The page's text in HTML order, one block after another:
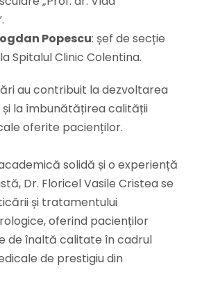
Popescu: șef de secție
Spitalul Clinic Colentina.
au contribuit la dezvoltarea
la îmbunătățirea calității
oferite pacienților.
solidă și o experiență
Dr. Floricel Vasile Cristea se
și tratamentului
oferind pacienților
de înaltă calitate în cadrul
de prestigiu din